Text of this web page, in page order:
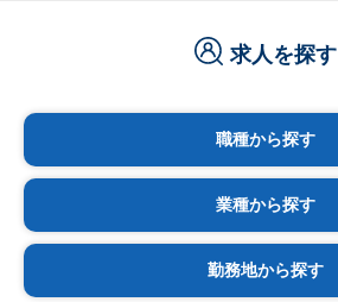
求人を探す
職種から探す
業種から探す
勤務地から探す